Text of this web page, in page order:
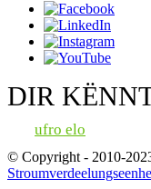
DIR
ufro elo
© Copyright - 2010-